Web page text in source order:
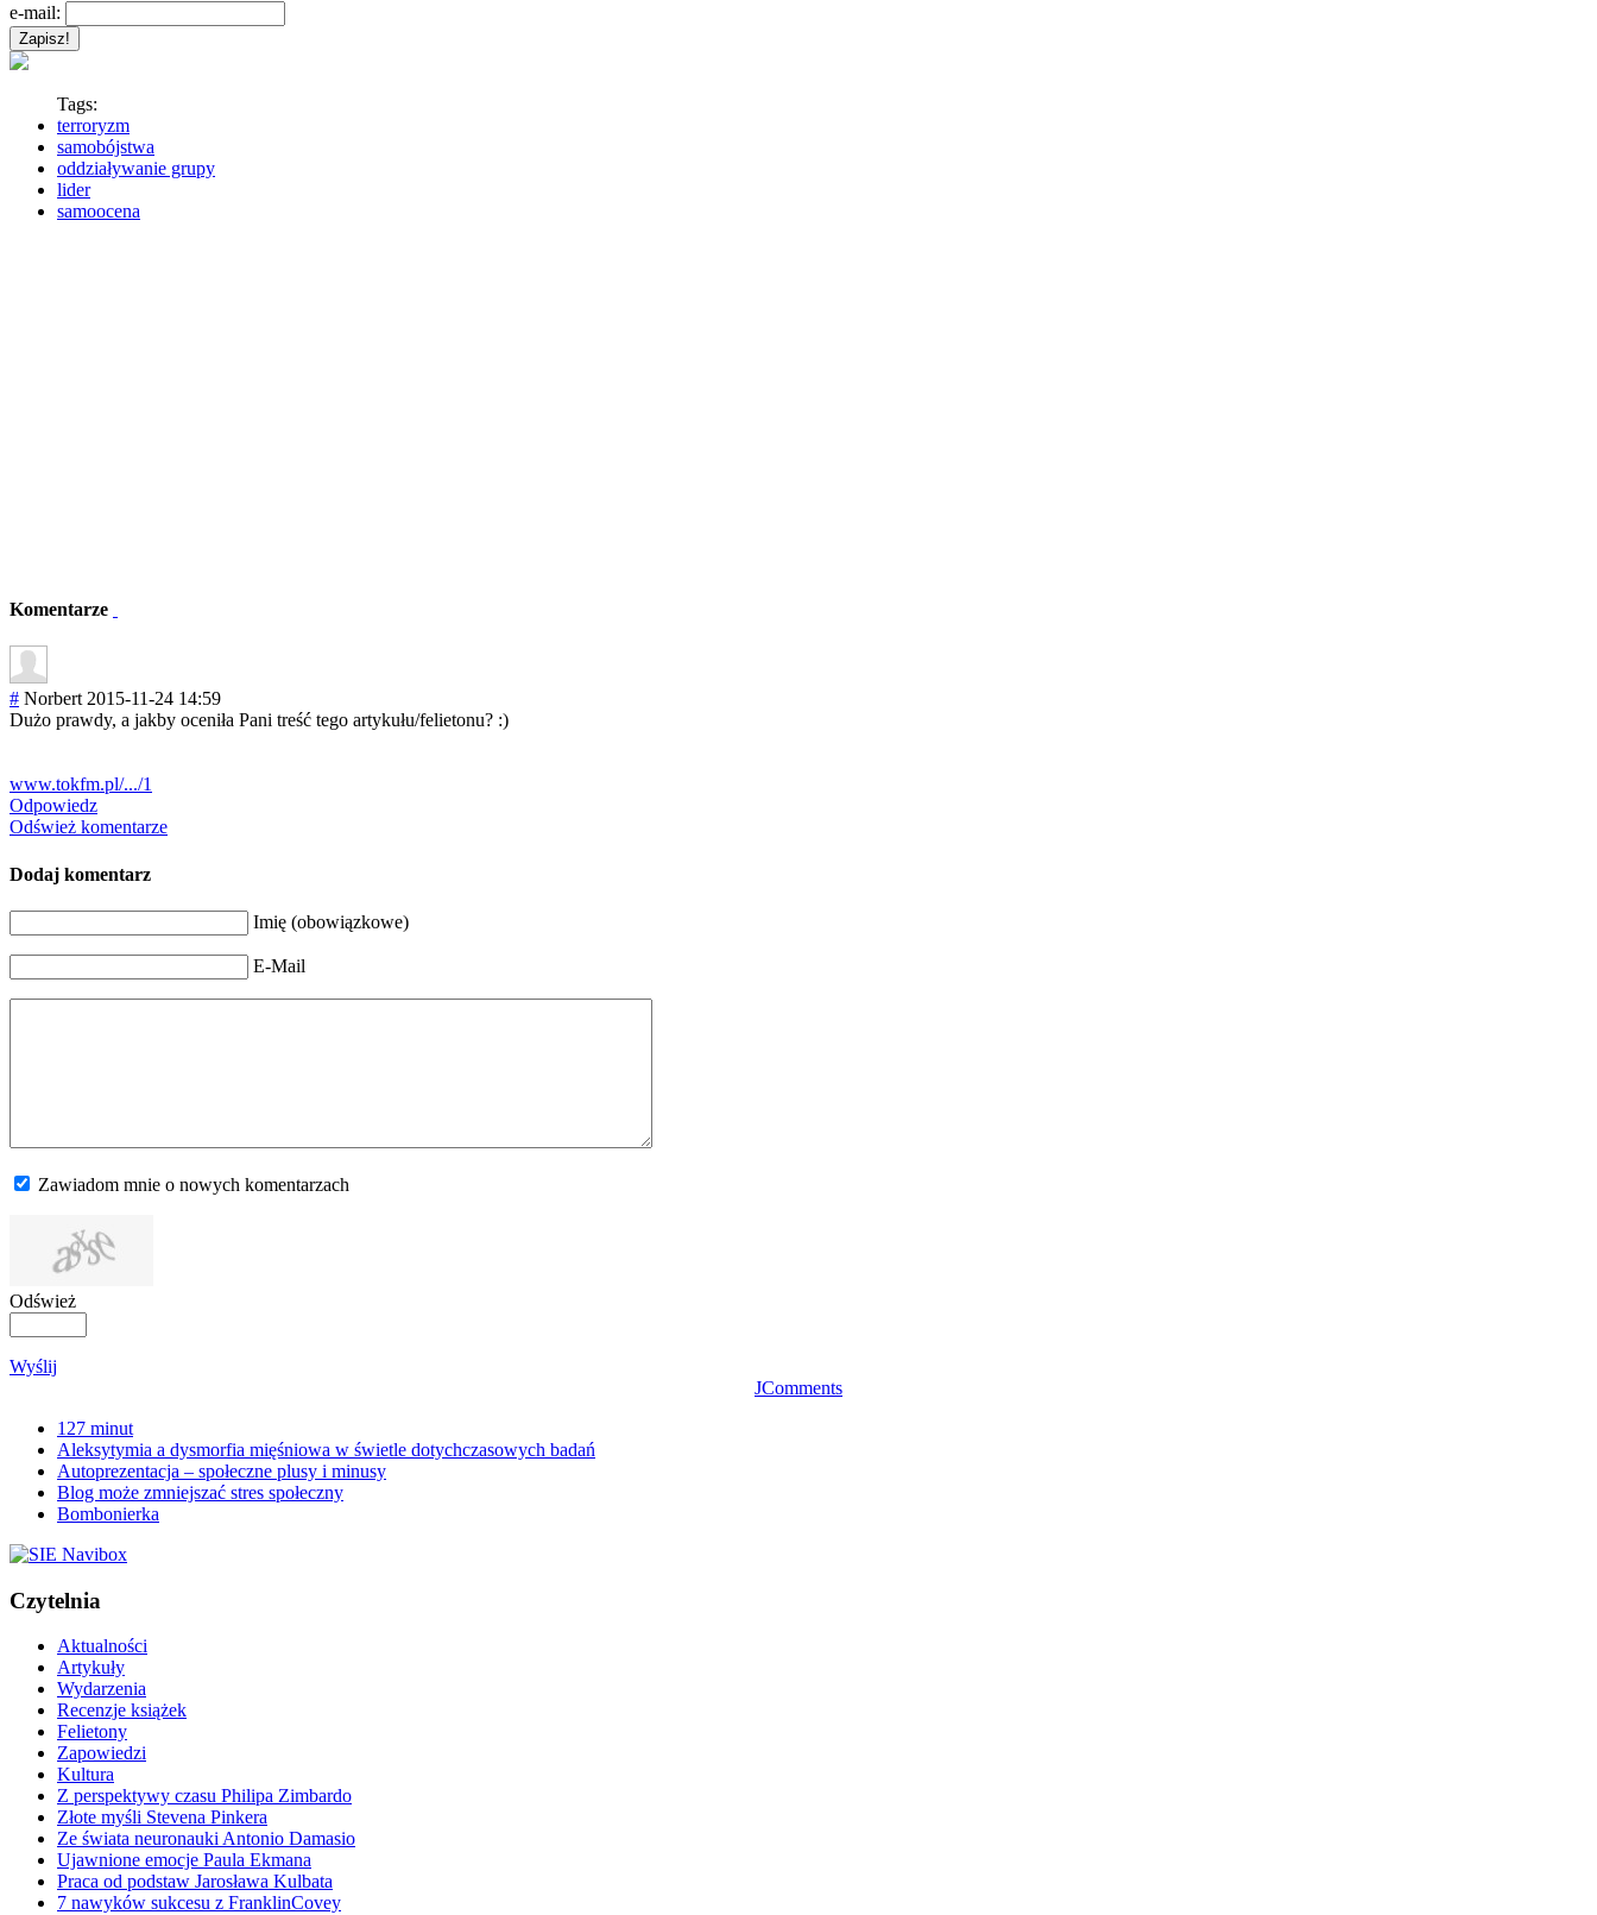
e-mail:
Tags:
terroryzm
samobójstwa
oddziaływanie grupy
lider
samoocena
Komentarze
# Norbert 2015-11-24 14:59
Dużo prawdy, a jakby oceniła Pani treść tego artykułu/felietonu? :)
www.tokfm.pl/.../1
Odpowiedz
Odśwież komentarze
Dodaj komentarz
Imię (obowiązkowe)
E-Mail
Zawiadom mnie o nowych komentarzach
Odśwież
Wyślij
JComments
127 minut
Aleksytymia a dysmorfia mięśniowa w świetle dotychczasowych badań
Autoprezentacja – społeczne plusy i minusy
Blog może zmniejszać stres społeczny
Bombonierka
Czytelnia
Aktualności
Artykuły
Wydarzenia
Recenzje książek
Felietony
Zapowiedzi
Kultura
Z perspektywy czasu Philipa Zimbardo
Złote myśli Stevena Pinkera
Ze świata neuronauki Antonio Damasio
Ujawnione emocje Paula Ekmana
Praca od podstaw Jarosława Kulbata
7 nawyków sukcesu z FranklinCovey